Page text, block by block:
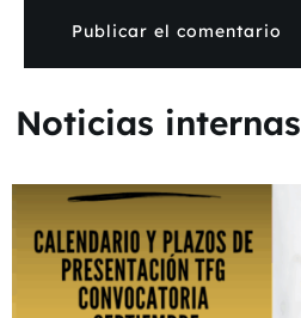
Noticias internas